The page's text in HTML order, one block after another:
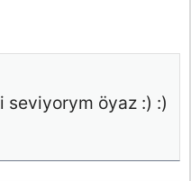
seviyorym öyaz :) :)